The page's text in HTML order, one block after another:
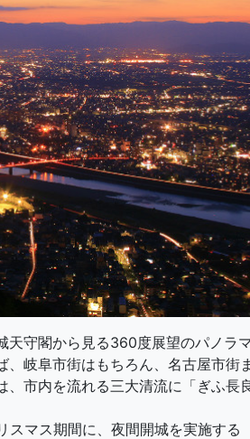
天守閣から見る360度展望のパノラ
岐阜市街はもちろん、名古屋市街
市内を流れる三大清流に「ぎふ長
マス期間に、夜間開城を実施する